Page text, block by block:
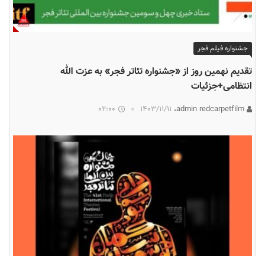
جشنواره فیلم فجر
تقدیم نهمین روز از «جشنواره تئاتر فجر» به عزت الله
انتظامی+جزئیات
۱۴۰۳/۱۱/۱۱ 02:00